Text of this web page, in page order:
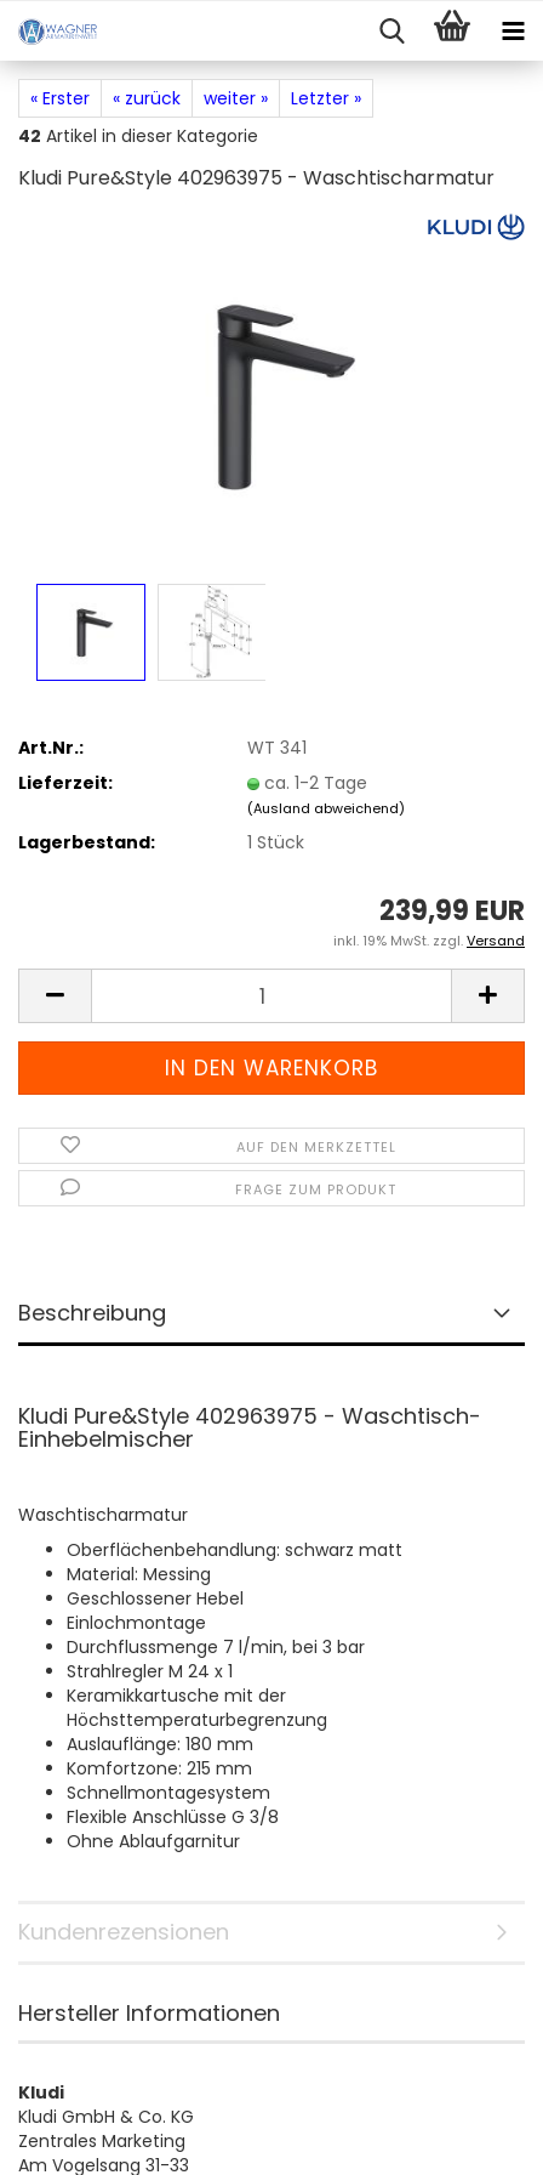
« Erster « zurück weiter »
Letzter »
42 Artikel in dieser Kategorie
Kludi Pure&Style 402963975 - Waschtischarmatur
Art.Nr.:
WT 341
Lieferzeit:
ca. 1-2 Tage
(Ausland abweichend)
Lagerbestand: 1Stück
239,99 EUR
inkl. 19% MwSt. zzgl.Versand
AUF DEN MERKZETTEL
FRAGE ZUM PRODUKT
Beschreibung
Kludi Pure&Style 402963975 - Waschtisch-
Einhebelmischer
Waschtischarmatur
Oberflächenbehandlung: schwarz matt
Material: Messing
Geschlossener Hebel
Einlochmontage
Durchflussmenge 7 l/min, bei 3 bar
Strahlregler M 24 x 1
Keramikkartusche mit der
Höchsttemperaturbegrenzung
Auslauflänge: 180 mm
Komfortzone: 215 mm
Schnellmontagesystem
Flexible Anschlüsse G 3/8
Ohne Ablaufgarnitur
Kundenrezensionen
Hersteller Informationen
Kludi
Kludi GmbH & Co. KG
Zentrales Marketing
Am Vogelsang 31-33